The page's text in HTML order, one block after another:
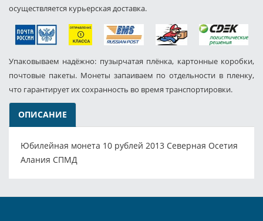
осуществляется курьерская доставка.
Упаковываем надёжно: пузырчатая плёнка, картонные коробки,
почтовые пакеты. Монеты запаиваем по отдельности в пленку,
что гарантирует их сохранность во время транспортировки.
ОПИСАНИЕ
Юбилейная монета 10 рублей 2013 Северная Осетия
Алания СПМД